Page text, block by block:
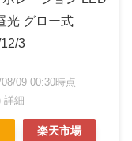
光 グロー式
3
09 00:30時点
詳細
楽天市場